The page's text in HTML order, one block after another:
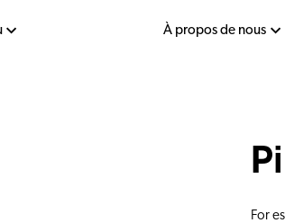
À propos de nous
For